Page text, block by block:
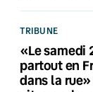
TRIBUNE
«Le samedi
partout en
dans la